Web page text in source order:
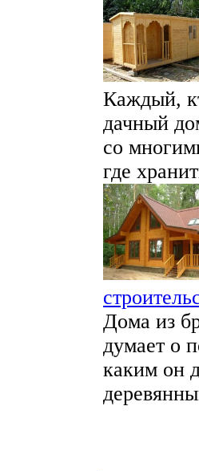
Каждый,
дачный
со
где
Дома из
думает о
каким он